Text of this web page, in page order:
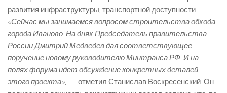
развития инфраструктуры, транспортной доступности.
«Сейчас мы занимаемся вопросом строительства обхода
города Иваново. На днях Председатель правительства
России Дмитрий Медведев дал соответствующее
поручение новому руководителю Минтранса РФ. И на
полях форума идет обсуждение конкретных деталей
этого проекта», — отметил Станислав Воскресенский. Он